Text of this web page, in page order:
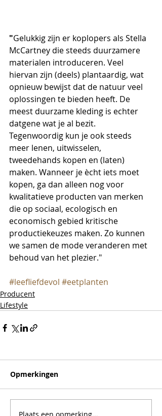
"Gelukkig zijn er koplopers als Stella
McCartney die steeds duurzamere
materialen introduceren. Veel
hiervan zijn (deels) plantaardig, wat
opnieuw bewijst dat de natuur veel
oplossingen te bieden heeft. De
meest duurzame kleding is echter
datgene wat je al bezit.
Tegenwoordig kun je ook steeds
meer lenen, uitwisselen,
tweedehands kopen en (laten)
maken. Wanneer je ècht iets moet
kopen, ga dan alleen nog voor
kwalitatieve producten van merken
die op sociaal, ecologisch en
economisch gebied kritische
productiekeuzes maken. Zo kunnen
we samen de mode veranderen met
behoud van het plezier."
#leefliefdevol #eetplanten
Producent
Lifestyle
Opmerkingen
Plaats een opmerking...